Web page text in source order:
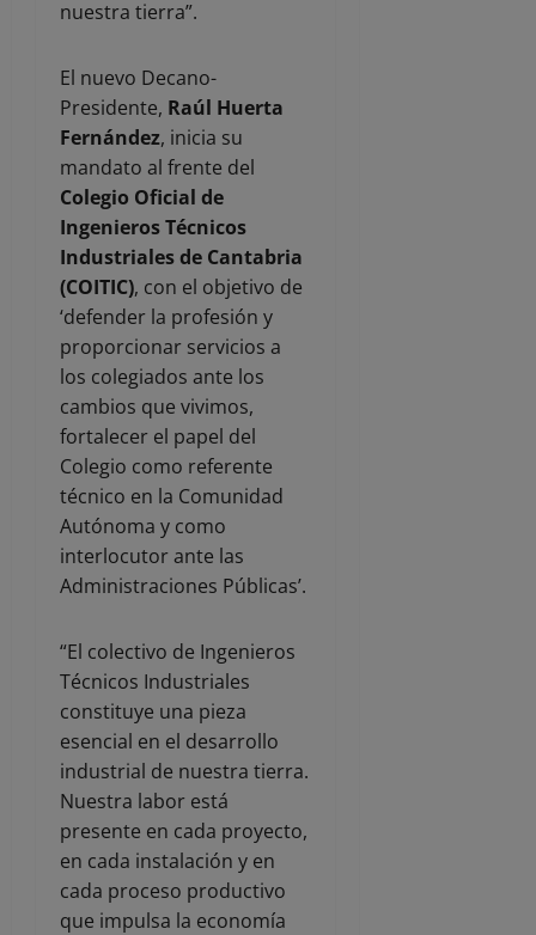
nuestra tierra”.
El nuevo Decano-
Presidente, Raúl Huerta
Fernández, inicia su
mandato al frente del
Colegio Oficial de
Ingenieros Técnicos
Industriales de Cantabria
(COITIC), con el objetivo de
‘defender la profesión y
proporcionar servicios a
los colegiados ante los
cambios que vivimos,
fortalecer el papel del
Colegio como referente
técnico en la Comunidad
Autónoma y como
interlocutor ante las
Administraciones Públicas’.
“El colectivo de Ingenieros
Técnicos Industriales
constituye una pieza
esencial en el desarrollo
industrial de nuestra tierra.
Nuestra labor está
presente en cada proyecto,
en cada instalación y en
cada proceso productivo
que impulsa la economía